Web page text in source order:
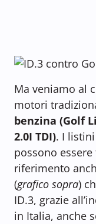
Ma veniamo al
motori
benzina (Golf
2.0I TDI). I
possono
riferimento
(grafico sopra)
ID.3, grazie
in Italia, anche